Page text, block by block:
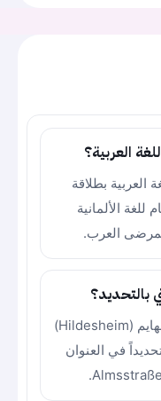
العربية؟
العربية بطلاقة
للغة الألمانية
العرب.
بالتحديد؟
تقع العيادة في وسط مدينة هيلدسهايم (Hildesheim)
في العنوان